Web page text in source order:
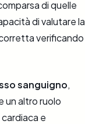
di quelle
di valutare la
verificando
sanguigno,
un altro ruolo
e